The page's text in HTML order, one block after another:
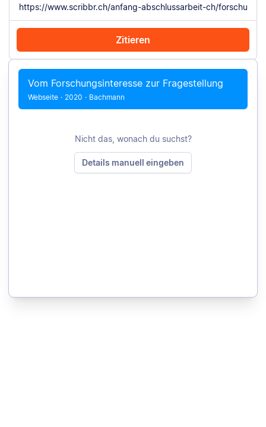
Zitieren
Mit Chrome zitieren Manuell zitieren
Vom Forschungsinteresse zur Fragestellung
Webseite · 2020 · Bachmann
Nicht das, wonach du suchst?
Details manuell eingeben